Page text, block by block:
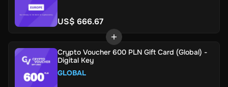
US$ 666.67
Crypto Voucher 600 PLN Gift Card (Global) -
Digital Key
GLOBAL